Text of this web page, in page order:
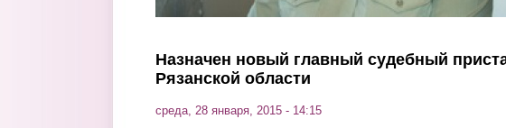
Назначен новый главный судебный
Рязанской области
среда, 28 января, 2015 - 14:15